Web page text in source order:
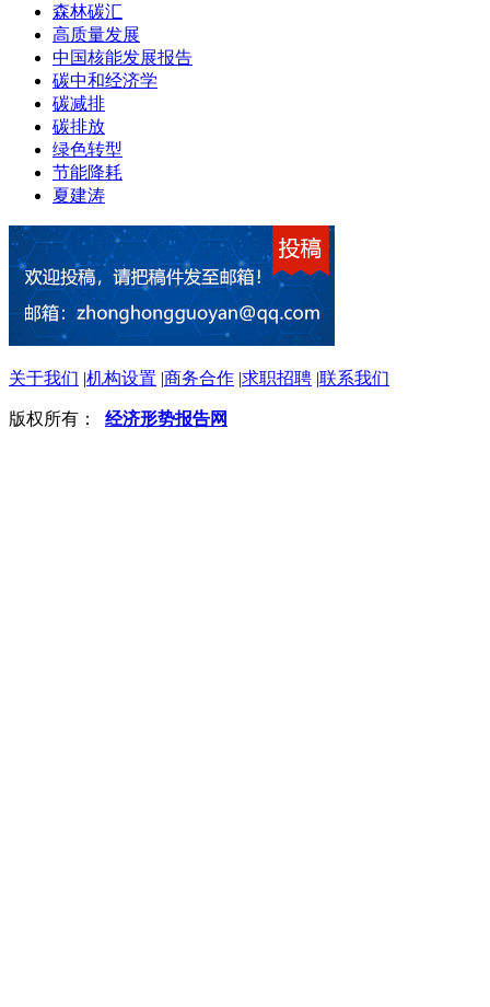
森林碳汇
高质量发展
中国核能发展报告
碳中和经济学
碳减排
碳排放
绿色转型
节能降耗
夏建涛
关于我们 |机构设置 |商务合作 |求职招聘 |联系我们
版权所有： 经济形势报告网